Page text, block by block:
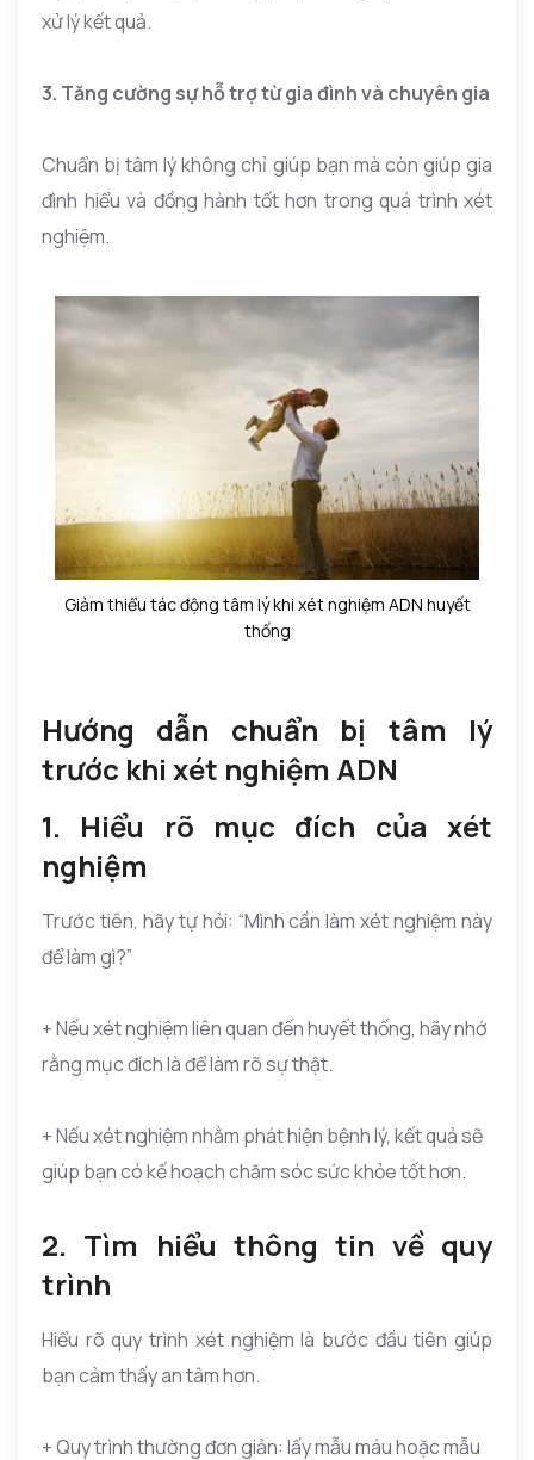
xử lý kết quả.
3. Tăng cường sự hỗ trợ từ gia đình và chuyên gia
Chuẩn bị tâm lý không chỉ giúp bạn mà còn giúp gia
đình hiểu và đồng hành tốt hơn trong quá trình xét
nghiệm.
Giảm thiểu tác động tâm lý khi xét nghiệm ADN huyết
thống
Hướng dẫn chuẩn bị tâm lý
trước khi xét nghiệm ADN
1. Hiểu rõ mục đích của xét
nghiệm
Trước tiên, hãy tự hỏi: “Mình cần làm xét nghiệm này
để làm gì?”
+ Nếu xét nghiệm liên quan đến huyết thống, hãy nhớ
rằng mục đích là để làm rõ sự thật.
+ Nếu xét nghiệm nhằm phát hiện bệnh lý, kết quả sẽ
giúp bạn có kế hoạch chăm sóc sức khỏe tốt hơn.
2. Tìm hiểu thông tin về quy
trình
Hiểu rõ quy trình xét nghiệm là bước đầu tiên giúp
bạn cảm thấy an tâm hơn.
+ Quy trình thường đơn giản: lấy mẫu máu hoặc mẫu